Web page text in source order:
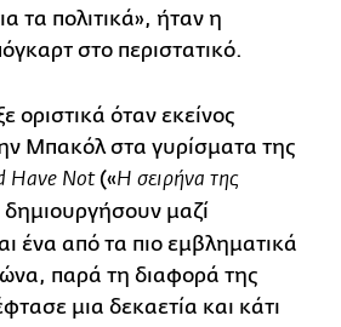
τα πολιτικά», ήταν η
στο περιστατικό.
οριστικά όταν εκείνος
Μπακόλ στα γυρίσματα της
Have Not(«Η σειρήνα της
δημιουργήσουν μαζί
ένα από τα πιο εμβληματικά
παρά τη διαφορά της
μια δεκαετία και κάτι